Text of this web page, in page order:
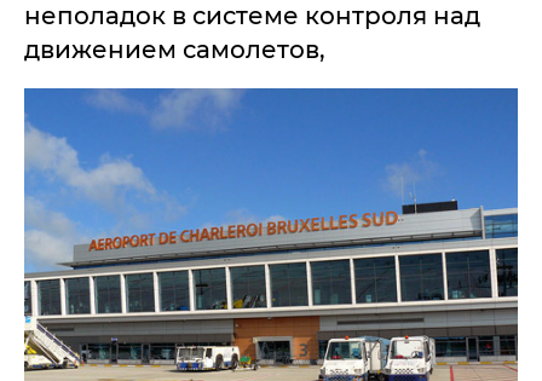
неполадок в системе контроля над
движением самолетов,